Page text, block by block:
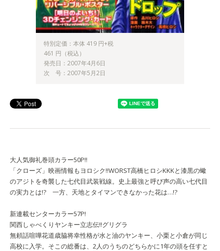
特別定価：本体 419 円+税
461 円（税込）
発売日：2007年4月6日
次 号：2007年5月2日
大人気御礼巻頭カラー50P!!
「クローズ」映画情報もヨロシク!!WORST高橋ヒロシKKKと漆黒の蠍
のアジトを奇襲した七代目武装戦線。史上最強と呼び声の高い七代目
の実力とは!? 一方、天地とタイマンできなかった花は…!?
新連載センターカラー57P!
関西しゃべくりヤンキー立志伝!!グリグラ
無頼話喧嘩花道歳脇将幸性格が水と油のヤンキー、小栗と小倉が同じ
高校に入学。そこの総番は、2人のうちのどちらかに1年の頭を任すと